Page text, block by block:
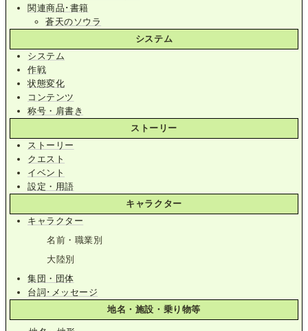
関連商品･書籍
蒼天のソウラ
システム
システム
作戦
状態変化
コンテンツ
称号・肩書き
ストーリー
ストーリー
クエスト
イベント
設定・用語
キャラクター
キャラクター
名前・職業別
大陸別
集団・団体
台詞･メッセージ
地名・施設・乗り物等